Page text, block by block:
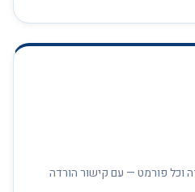
וכל פורמט — עם קישור הורדה